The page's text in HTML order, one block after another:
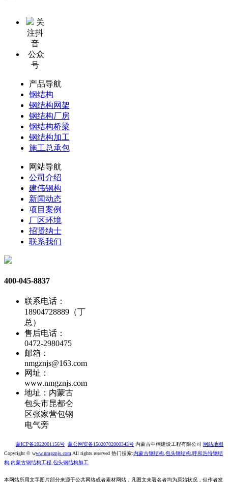
关
注抖
音
公众
号
产品导航
钢结构
钢结构网架
钢结构厂房
钢结构桥梁
钢结构加工
施工总承包
网站导航
公司介绍
建伟钢构
新闻动态
项目案例
厂区环境
招贤纳士
联系我们
400-045-8837
联系电话：
18904728889（丁
总）
售后电话：
0472-2980475
邮箱：
nmgznjs@163.com
网址：
www.nmgznjs.com
地址：内蒙古
包头市昆都仑
区张家营包钢
电气旁
蒙ICP备2022001156号 蒙公网安备15020702000343号 内蒙古中楠建设工程有限公司 网站地图
Copyright © www.nmgznjs.comAll rights reserved 热门搜索:内蒙古钢结构,包头钢结构,呼和浩特钢结
构,内蒙古钢结构工程,包头钢结构加工
本网站所用文字图片部分来源于公共网络或者素材网站，凡图文未署名者均为原始状况，但作者发